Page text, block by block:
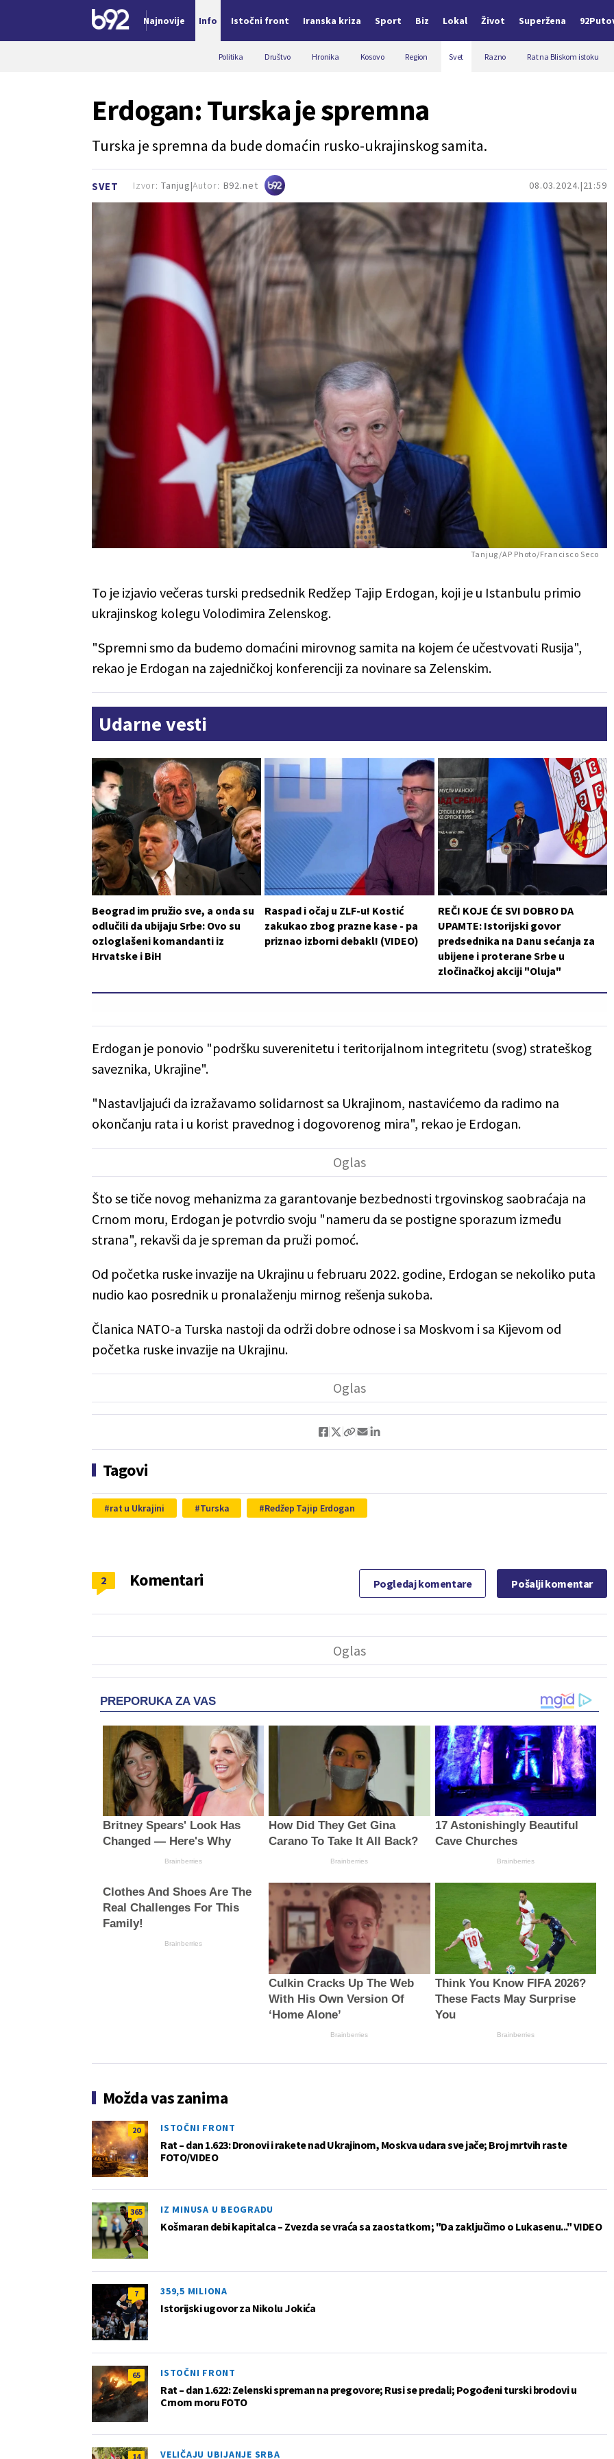
Najnovije Info Istočni front Iranska kriza Sport Biz Lokal Život Superžena
Politika Društvo Hronika Kosovo Region Svet Razno Rat na Bliskom istoku
SVET 08.03.2024. 21:59
Erdogan: Turska je spremna
Turska je spremna da bude domaćin rusko-ukrajinskog samita.
Izvor: TanjugAutor: B92.net
Tanjug/AP Photo/Francisco Seco
To je izjavio večeras turski predsednik Redžep Tajip Erdogan, koji je u Istanbulu primio
ukrajinskog kolegu Volodimira Zelenskog.
"Spremni smo da budemo domaćini mirovnog samita na kojem će učestvovati Rusija",
rekao je Erdogan na zajedničkoj konferenciji za novinare sa Zelenskim.
Udarne vesti
Beograd im pružio sve, a onda su
odlučili da ubijaju Srbe: Ovo su
ozloglašeni komandanti iz
Hrvatske i BiH
Raspad i očaj u ZLF-u! Kostić
zakukao zbog prazne kase - pa
priznao izborni debakl! (VIDEO)
REČI KOJE ĆE SVI DOBRO DA
UPAMTE: Istorijski govor
predsednika na Danu sećanja za
ubijene i proterane Srbe u
zločinačkoj akciji "Oluja"
Erdogan je ponovio "podršku suverenitetu i teritorijalnom integritetu (svog) strateškog
saveznika, Ukrajine".
"Nastavljajući da izražavamo solidarnost sa Ukrajinom, nastavićemo da radimo na
okončanju rata i u korist pravednog i dogovorenog mira", rekao je Erdogan.
Što se tiče novog mehanizma za garantovanje bezbednosti trgovinskog saobraćaja na
Crnom moru, Erdogan je potvrdio svoju "nameru da se postigne sporazum između
strana", rekavši da je spreman da pruži pomoć.
Od početka ruske invazije na Ukrajinu u februaru 2022. godine, Erdogan se nekoliko puta
nudio kao posrednik u pronalaženju mirnog rešenja sukoba.
Članica NATO-a Turska nastoji da održi dobre odnose i sa Moskvom i sa Kijevom od
početka ruske invazije na Ukrajinu.
Tagovi
rat u Ukrajini Turska Redžep Tajip Erdogan
Komentari
2 Pogledaj komentare Pošalji komentar
PREPORUKA ZA VAS
Britney Spears' Look Has
Changed — Here's Why
Brainberries
How Did They Get Gina
Carano To Take It All Back?
Brainberries
17 Astonishingly Beautiful
Cave Churches
Brainberries
Clothes And Shoes Are The
Real Challenges For This
Family!
Brainberries
Culkin Cracks Up The Web
With His Own Version Of
‘Home Alone’
Brainberries
Think You Know FIFA 2026?
These Facts May Surprise
You
Brainberries
Možda vas zanima
20 ISTOČNI FRONT
Rat – dan 1.623: Dronovi i rakete nad Ukrajinom, Moskva udara sve jače; Broj mrtvih raste
FOTO/VIDEO
365 IZ MINUSA U BEOGRADU
Košmaran debi kapitalca – Zvezda se vraća sa zaostatkom; "Da zaključimo o Lukasenu..." VIDEO
7 359,5 MILIONA
Istorijski ugovor za Nikolu Jokića
65 ISTOČNI FRONT
Rat – dan 1.622: Zelenski spreman na pregovore; Rusi se predali; Pogođeni turski brodovi u
Crnom moru FOTO
14 VELIČAJU UBIJANJE SRBA